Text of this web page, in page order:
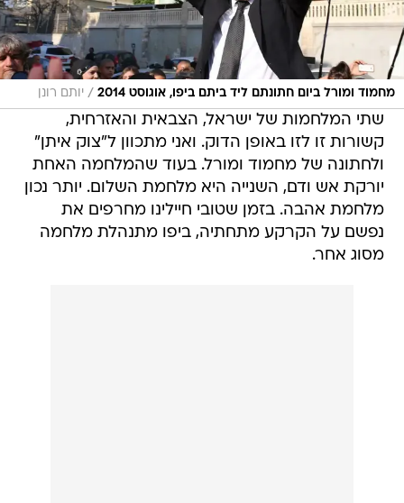
מחמוד ומורל ביום חתונתם ליד ביתם ביפו, אוגוסט 2014 / יותם רונן
שתי המלחמות של ישראל, הצבאית והאזרחית,
קשורות זו לזו באופן הדוק. ואני מתכוון ל"צוק איתן"
ולחתונה של מחמוד ומורל. בעוד שהמלחמה האחת
יורקת אש ודם, השנייה היא מלחמת השלום. יותר נכון
מלחמת אהבה. בזמן שטובי חיילינו מחרפים את
נפשם על הקרקע מתחתיה, ביפו מתנהלת מלחמה
מסוג אחר.